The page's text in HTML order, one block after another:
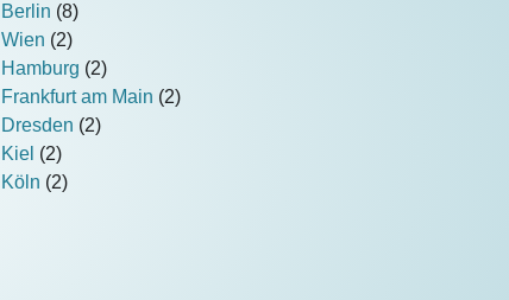
Berlin (8)
Wien (2)
Hamburg (2)
Frankfurt am Main (2)
Dresden (2)
Kiel (2)
Köln (2)